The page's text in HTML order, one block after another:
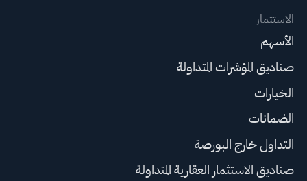
الاستثمار
الأسهم
صناديق المؤشرات المتداولة
الخيارات
الضمانات
التداول خارج البورصة
صناديق الاستثمار العقارية المتداولة